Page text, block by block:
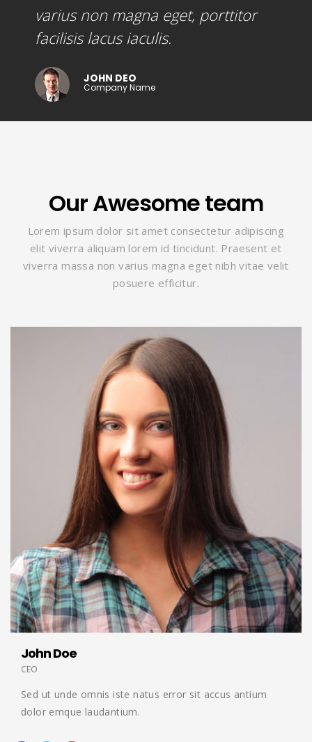
varius non magna eget, porttitor
facilisis lacus iaculis.
JOHN DEO
Company Name
Our Awesome team
Lorem ipsum dolor sit amet consectetur adipiscing
elit viverra aliquam lorem id tincidunt. Praesent et
viverra massa non varius magna eget nibh vitae velit
posuere efficitur.
John Doe
CEO
Sed ut unde omnis iste natus error sit accus antium
dolor emque laudantium.